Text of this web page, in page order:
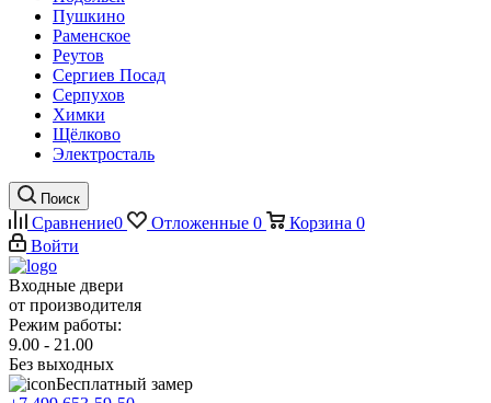
Пушкино
Раменское
Реутов
Сергиев Посад
Серпухов
Химки
Щёлково
Электросталь
Поиск
Сравнение0 Отложенные 0 Корзина 0
Войти
Входные двери
от производителя
Режим работы:
9.00 - 21.00
Без выходных
Бесплатный замер